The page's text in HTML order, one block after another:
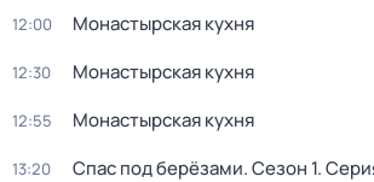
12:00 Монастырская кухня
12:30 Монастырская кухня
12:55 Монастырская кухня
13:20 Спас под берёзами. Сезон 1.